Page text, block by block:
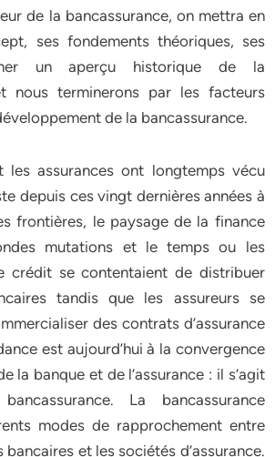
de la bancassurance, on mettra en
ses fondements théoriques, ses
un aperçu historique de la
nous terminerons par les facteurs
de la bancassurance.
les assurances ont longtemps vécu
depuis ces vingt dernières années à
frontières, le paysage de la finance
mutations et le temps ou les
crédit se contentaient de distribuer
tandis que les assureurs se
des contrats d’assurance
est aujourd’hui à la convergence
la banque et de l’assurance : il s’agit
La bancassurance
modes de rapprochement entre
et les sociétés d’assurance.